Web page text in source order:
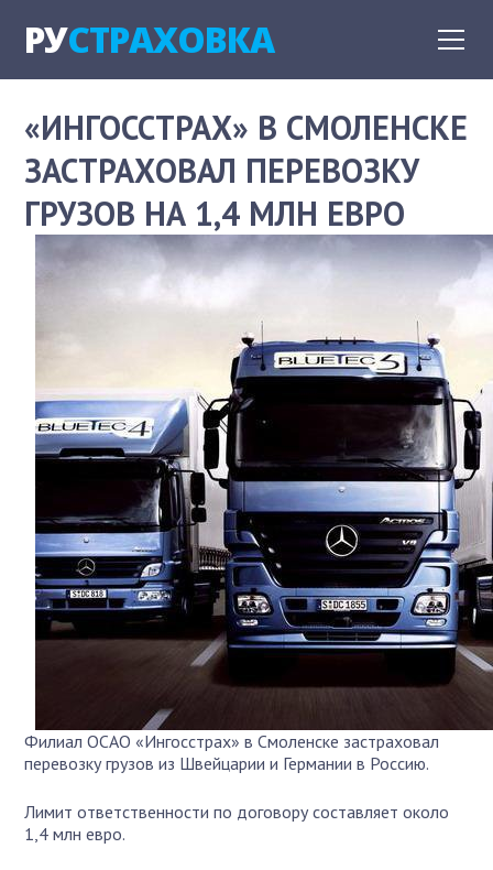
РУСТРАХОВКА
«ИНГОССТРАХ» В СМОЛЕНСКЕ
ЗАСТРАХОВАЛ ПЕРЕВОЗКУ
ГРУЗОВ НА 1,4 МЛН ЕВРО
Филиал ОСАО «Ингосстрах» в Смоленске застраховал
перевозку грузов из Швейцарии и Германии в Россию.
Лимит ответственности по договору составляет около
1,4 млн евро.